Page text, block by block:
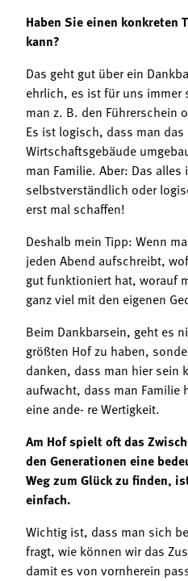
Haben Sie einen konkreten
kann?
Das geht gut über ein
ehrlich, es ist für uns
man z. B. den Führerschein
Es ist logisch, dass man das
Wirtschaftsgebäude
man Familie. Aber: Das
selbstverständlich oder
erst mal schaffen!
Deshalb mein Tipp: Wenn
jeden Abend aufschreibt,
gut funktioniert hat, worauf
ganz viel mit den eigenen
Beim Dankbarsein, geht es
größten Hof zu haben,
danken, dass man hier sein
aufwacht, dass man Familie
eine ande- re Wertigkeit.
Am Hof spielt oft das
den Generationen eine
Weg zum Glück zu finden,
einfach.
Wichtig ist, dass man sich
fragt, wie können wir das
damit es von vornherein